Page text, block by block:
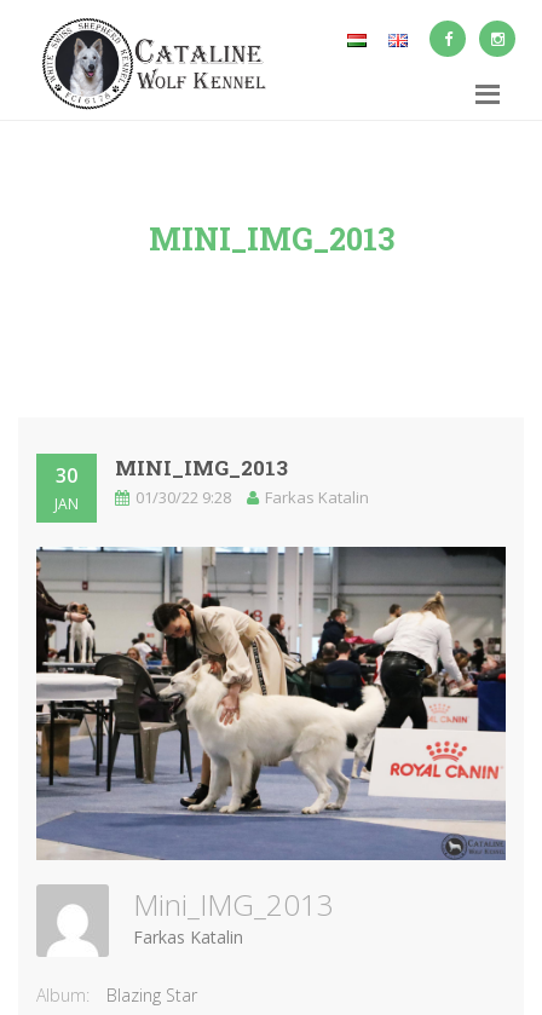
MINI_IMG_2013
30
JAN
MINI_IMG_2013
01/30/22 9:28 Farkas Katalin
Mini_IMG_2013
Farkas Katalin
Album: Blazing Star